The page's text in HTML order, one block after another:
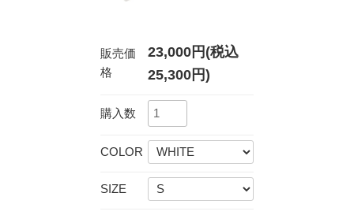
販売価
格
23,000円(税込
25,300円)
購入数
COLOR
SIZE